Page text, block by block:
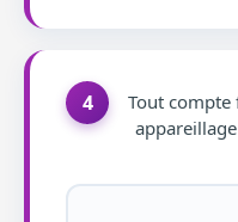
4
Tout compte